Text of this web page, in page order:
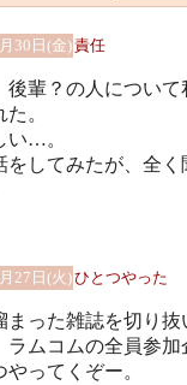
30日(金)責任
後輩？の人につい
。
い…。
をしてみたが、全
27日(火)ひとつやった
まった雑誌を切り
ラムコムの全員参
やってくぞー。